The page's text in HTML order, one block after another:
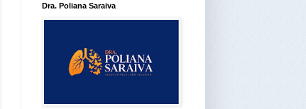
Dra. Poliana Saraiva